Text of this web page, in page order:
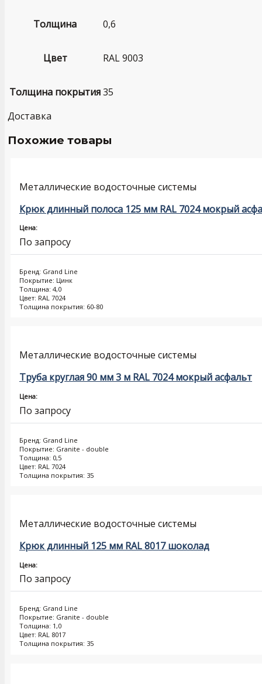
Толщина 0,6
Цвет RAL 9003
Толщина покрытия35
Доставка
Похожие товары
Металлические водосточные системы
Крюк длинный полоса 125 мм RAL 7024 мокрый
Цена:
По запросу
Бренд: Grand Line
Покрытие: Цинк
Толщина: 4,0
Цвет: RAL 7024
Толщина покрытия: 60-80
Металлические водосточные системы
Труба круглая 90 мм 3 м RAL 7024 мокрый асфальт
Цена:
По запросу
Бренд: Grand Line
Покрытие: Granite - double
Толщина: 0,5
Цвет: RAL 7024
Толщина покрытия: 35
Металлические водосточные системы
Крюк длинный 125 мм RAL 8017 шоколад
Цена:
По запросу
Бренд: Grand Line
Покрытие: Granite - double
Толщина: 1,0
Цвет: RAL 8017
Толщина покрытия: 35